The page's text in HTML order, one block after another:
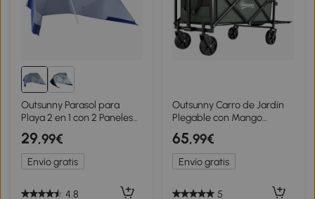
Outsunny Parasol para
Playa 2 en 1 con 2 Paneles
Laterales Toldo Portátil
Anti-UV con Bolsa de
Transporte Ø210x222cm
Azul
29,99€
Envío gratis
4.8
Outsunny Carro de Jardín
Plegable con Mango
Telescópico Ajustable
Puerta Trasera Expandible
para Campaña y Compra
Verde
65,99€
Envío gratis
5